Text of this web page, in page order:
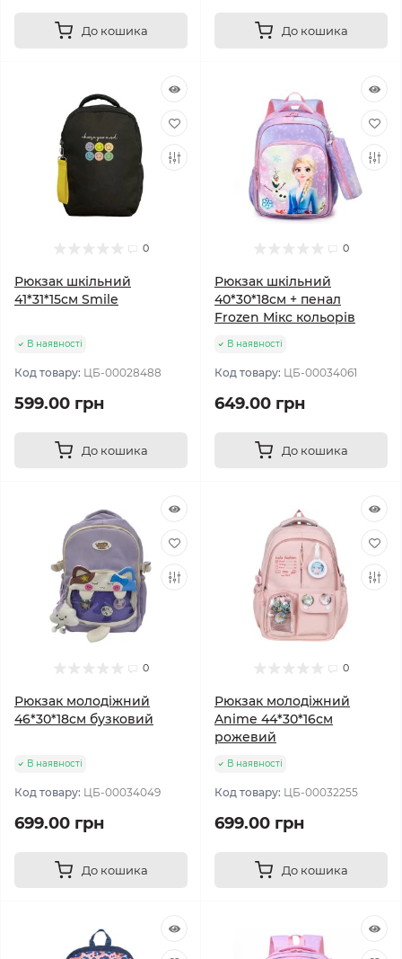
До кошика До кошика
0
Рюкзак шкільний
41*31*15см Smile
В наявності
Код товару: ЦБ-00028488
599.00 грн
До кошика
0
Рюкзак шкільний
40*30*18см + пенал
Frozen Мікс кольорів
В наявності
Код товару: ЦБ-00034061
649.00 грн
До кошика
0
Рюкзак молодіжний
46*30*18см бузковий
В наявності
Код товару: ЦБ-00034049
699.00 грн
До кошика
0
Рюкзак молодіжний
Anime 44*30*16см
рожевий
В наявності
Код товару: ЦБ-00032255
699.00 грн
До кошика